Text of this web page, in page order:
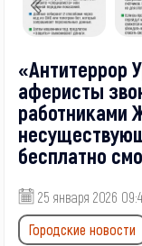
«Антитеррор
аферисты
работниками
бесплатно
25 января 2026
Городские новости